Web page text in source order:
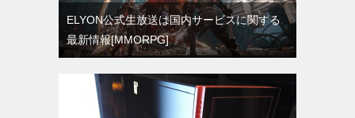
ELYON公式生放送は国内サービスに関する
最新情報[MMORPG]